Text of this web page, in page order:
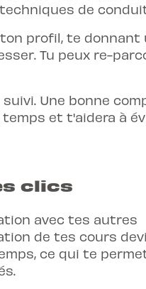
de
profil, te donnant
Tu peux re-
Une bonne
et t'aidera à
clics
avec tes autres
de tes cours
ce qui te